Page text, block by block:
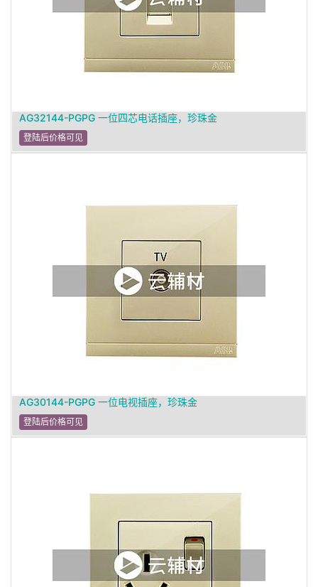
AG32144-PGPG 一位四芯电话插座，珍珠金
登陆后价格可见
AG30144-PGPG 一位电视插座，珍珠金
登陆后价格可见